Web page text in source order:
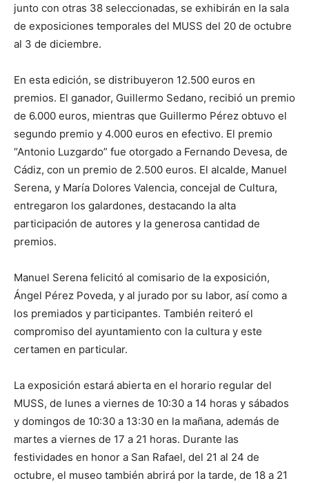
junto con otras 38 seleccionadas, se exhibirán en la sala
de exposiciones temporales del MUSS del 20 de octubre
al 3 de diciembre.
En esta edición, se distribuyeron 12.500 euros en
premios. El ganador, Guillermo Sedano, recibió un premio
de 6.000 euros, mientras que Guillermo Pérez obtuvo el
segundo premio y 4.000 euros en efectivo. El premio
“Antonio Luzgardo” fue otorgado a Fernando Devesa, de
Cádiz, con un premio de 2.500 euros. El alcalde, Manuel
Serena, y María Dolores Valencia, concejal de Cultura,
entregaron los galardones, destacando la alta
participación de autores y la generosa cantidad de
premios.
Manuel Serena felicitó al comisario de la exposición,
Ángel Pérez Poveda, y al jurado por su labor, así como a
los premiados y participantes. También reiteró el
compromiso del ayuntamiento con la cultura y este
certamen en particular.
La exposición estará abierta en el horario regular del
MUSS, de lunes a viernes de 10:30 a 14 horas y sábados
y domingos de 10:30 a 13:30 en la mañana, además de
martes a viernes de 17 a 21 horas. Durante las
festividades en honor a San Rafael, del 21 al 24 de
octubre, el museo también abrirá por la tarde, de 18 a 21